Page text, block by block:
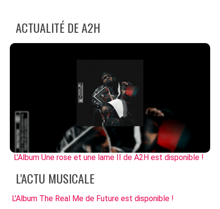
ACTUALITÉ DE A2H
L’Album Une rose et une lame II de A2H est disponible !
L'ACTU MUSICALE
L'Album The Real Me de Future est disponible !